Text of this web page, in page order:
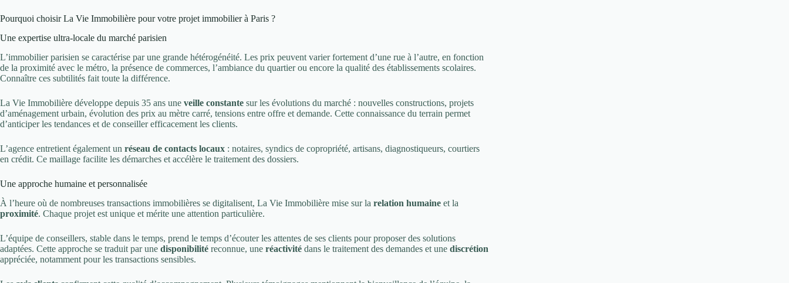
Pourquoi choisir La Vie Immobilière pour votre projet immobilier à Paris ?
Une expertise ultra-locale du marché parisien
L’immobilier parisien se caractérise par une grande hétérogénéité. Les prix peuvent varier fortement d’une rue à l’autre, en fonction
de la proximité avec le métro, la présence de commerces, l’ambiance du quartier ou encore la qualité des établissements scolaires.
Connaître ces subtilités fait toute la différence.
La Vie Immobilière développe depuis 35 ans une veille constante sur les évolutions du marché : nouvelles constructions, projets
d’aménagement urbain, évolution des prix au mètre carré, tensions entre offre et demande. Cette connaissance du terrain permet
d’anticiper les tendances et de conseiller efficacement les clients.
L’agence entretient également un réseau de contacts locaux : notaires, syndics de copropriété, artisans, diagnostiqueurs, courtiers
en crédit. Ce maillage facilite les démarches et accélère le traitement des dossiers.
Une approche humaine et personnalisée
À l’heure où de nombreuses transactions immobilières se digitalisent, La Vie Immobilière mise sur la relation humaine et la
proximité. Chaque projet est unique et mérite une attention particulière.
L’équipe de conseillers, stable dans le temps, prend le temps d’écouter les attentes de ses clients pour proposer des solutions
adaptées. Cette approche se traduit par une disponibilité reconnue, une réactivité dans le traitement des demandes et une discrétion
appréciée, notamment pour les transactions sensibles.